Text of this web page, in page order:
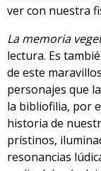
ver con nuestra
La memoria
lectura. Es
de este
personajes que
la bibliofilia, por
historia de
prístinos,
resonancias